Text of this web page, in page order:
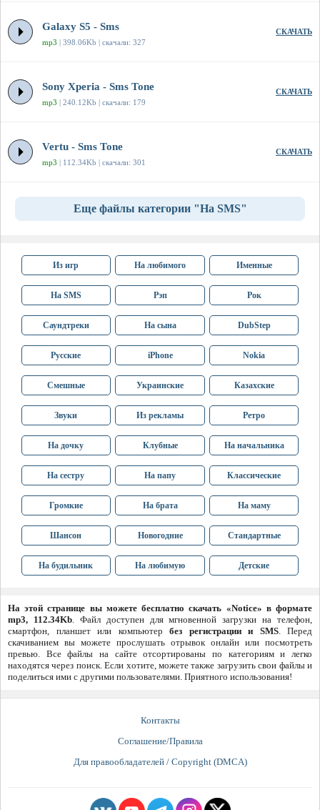
Galaxy S5 - Sms
mp3 | 398.06Kb | скачали: 327
СКАЧАТЬ
Sony Xperia - Sms Tone
mp3 | 240.12Kb | скачали: 179
СКАЧАТЬ
Vertu - Sms Tone
mp3 | 112.34Kb | скачали: 301
СКАЧАТЬ
Еще файлы категории "На SMS"
Из игр На любимого Именные
На SMS Рэп Рок
Саундтреки На сына DubStep
Русские iPhone Nokia
Смешные Украинские Казахские
Звуки Из рекламы Ретро
На дочку Клубные На начальника
На сестру На папу Классические
Громкие На брата На маму
Шансон Новогодние Стандартные
На будильник На любимую Детские
На этой странице вы можете бесплатно скачать «Notice» в формате
mp3, 112.34Kb. Файл доступен для мгновенной загрузки на телефон,
смартфон, планшет или компьютер без регистрации и SMS. Перед
скачиванием вы можете прослушать отрывок онлайн или посмотреть
превью. Все файлы на сайте отсортированы по категориям и легко
находятся через поиск. Если хотите, можете также загрузить свои файлы и
поделиться ими с другими пользователями. Приятного использования!
Контакты
Соглашение/Правила
Для правообладателей / Copyright (DMCA)